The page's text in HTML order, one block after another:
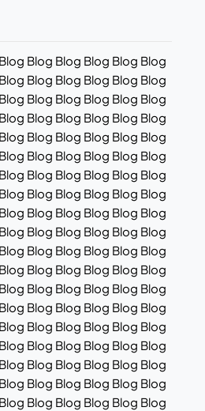
Blog Blog Blog Blog Blog
Blog Blog Blog Blog Blog
Blog Blog Blog Blog Blog
Blog Blog Blog Blog Blog
Blog Blog Blog Blog Blog
Blog Blog Blog Blog Blog
Blog Blog Blog Blog Blog
Blog Blog Blog Blog Blog
Blog Blog Blog Blog Blog
Blog Blog Blog Blog Blog
Blog Blog Blog Blog Blog
Blog Blog Blog Blog Blog
Blog Blog Blog Blog Blog
Blog Blog Blog Blog Blog
Blog Blog Blog Blog Blog
Blog Blog Blog Blog Blog
Blog Blog Blog Blog Blog
Blog Blog Blog Blog Blog
Blog Blog Blog Blog Blog